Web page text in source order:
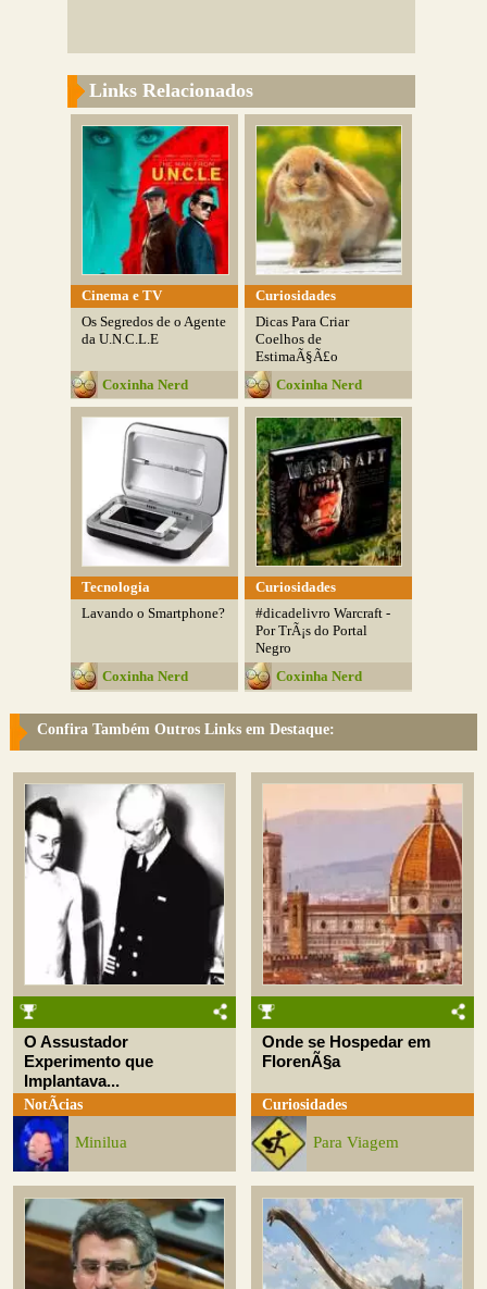
Links Relacionados
Cinema e TV
Os Segredos de o Agente
da U.N.C.L.E
Coxinha Nerd
Curiosidades
Dicas Para Criar
Coelhos de
EstimaÃ§Ã£o
Coxinha Nerd
Tecnologia
Lavando o Smartphone?
Coxinha Nerd
Curiosidades
#dicadelivro Warcraft -
Por TrÃ¡s do Portal
Negro
Coxinha Nerd
Confira Também Outros Links em Destaque:
O Assustador
Experimento que
Implantava...
NotÃ­cias
Minilua
Onde se Hospedar em
FlorenÃ§a
Curiosidades
Para Viagem